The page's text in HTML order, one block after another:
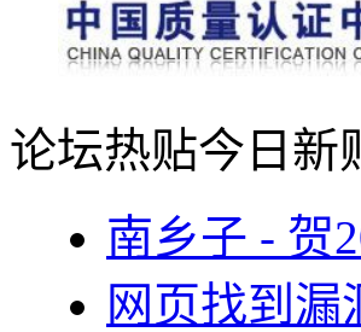
论坛热贴今日新
南乡子 - 贺
网页找到